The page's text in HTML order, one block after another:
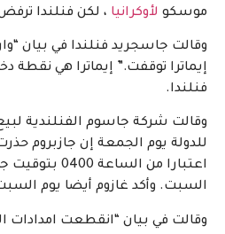
موسكو لأوكرانيا ، لكن فنلندا
وقالت جاسجريد فنلندا في بيان
إيماترا توقفت.” إيماترا هي نقطة
فنلندا.
وقالت شركة جاسوم الفنلندية
للدولة يوم الجمعة إن جازبروم
اعتبارا من
السبت. وأكد غازوم أيضا يوم
وقالت في بيان “انقطعت امدادات